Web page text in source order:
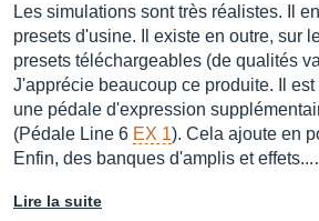
Les simulations sont très réalistes. Il
presets d'usine. Il existe en outre, sur
presets téléchargeables (de qualités
J'apprécie beaucoup ce produite. Il
une pédale d'expression
(Pédale Line 6 EX 1). Cela ajoute en
Enfin, des banques d'amplis et
Lire la suite